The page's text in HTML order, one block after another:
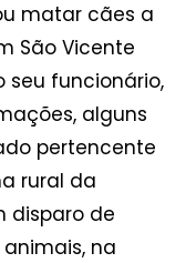
matar cães a
São Vicente
seu funcionário,
alguns
pertencente
rural da
disparo de
na